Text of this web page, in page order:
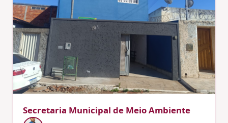
Secretaria Municipal de Meio Ambiente